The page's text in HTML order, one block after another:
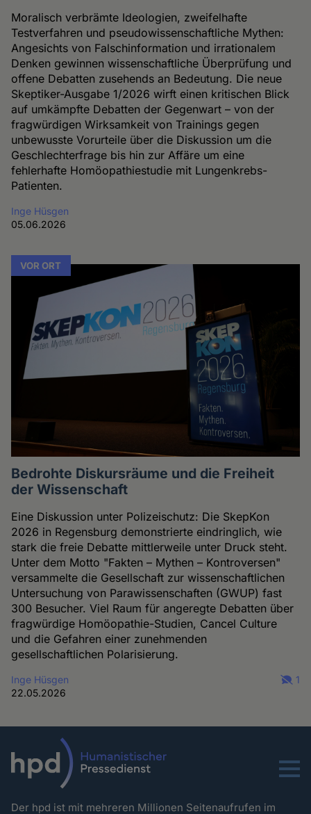
Moralisch verbrämte Ideologien, zweifelhafte
Testverfahren und pseudowissenschaftliche Mythen:
Angesichts von Falschinformation und irrationalem
Denken gewinnen wissenschaftliche Überprüfung und
offene Debatten zusehends an Bedeutung. Die neue
Skeptiker-Ausgabe 1/2026 wirft einen kritischen Blick
auf umkämpfte Debatten der Gegenwart – von der
fragwürdigen Wirksamkeit von Trainings gegen
unbewusste Vorurteile über die Diskussion um die
Geschlechterfrage bis hin zur Affäre um eine
fehlerhafte Homöopathiestudie mit Lungenkrebs-
Patienten.
Inge Hüsgen
05.06.2026
VOR ORT
Bedrohte Diskursräume und die Freiheit
der Wissenschaft
Eine Diskussion unter Polizeischutz: Die SkepKon
2026 in Regensburg demonstrierte eindringlich, wie
stark die freie Debatte mittlerweile unter Druck steht.
Unter dem Motto "Fakten – Mythen – Kontroversen"
versammelte die Gesellschaft zur wissenschaftlichen
Untersuchung von Parawissenschaften (GWUP) fast
300 Besucher. Viel Raum für angeregte Debatten über
fragwürdige Homöopathie-Studien, Cancel Culture
und die Gefahren einer zunehmenden
gesellschaftlichen Polarisierung.
Inge Hüsgen
22.05.2026
1
Menu
Der hpd ist mit mehreren Millionen Seitenaufrufen im